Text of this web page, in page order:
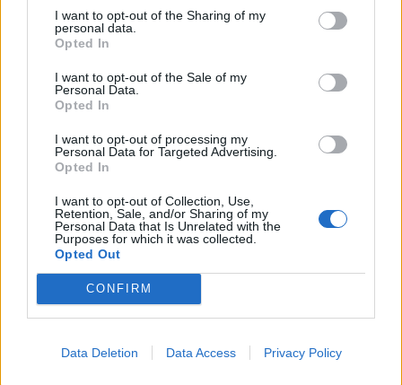
I want to opt-out of the Sharing of my
personal data.
Opted In
I want to opt-out of the Sale of my
Personal Data.
Opted In
I want to opt-out of processing my
Personal Data for Targeted Advertising.
Opted In
I want to opt-out of Collection, Use,
Retention, Sale, and/or Sharing of my
Personal Data that Is Unrelated with the
Purposes for which it was collected.
Opted Out
CONFIRM
Data Deletion Data Access Privacy Policy
Έτσι, την 1η χρονιά (2021) εστιάσαμε στο φορμά,
στα τεχνικά χαρακτηριστικά του μέσου, στη
σύντομη διάρκεια -τη μικρού μήκους αφήγηση- και
την έντονη πυκνότητα νοημάτων που
χαρακτηρίζουν τη συγκεκριμένη μορφή
κινηματογράφου. Ακολούθως, το 2022, εστιάσαμε
στην κοινότητα των κινηματογραφιστών μικρού
μήκους, φέρνοντας τους δημιουργούς στο πρώτο
πλάνο της οπτικής επικοινωνίας. Υπό το λεκτικό
εύρημα “A Flm By” και κάνοντας τα ονόματά τους